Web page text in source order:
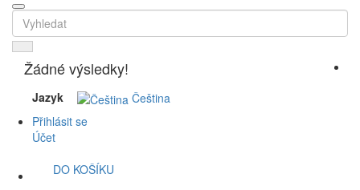
Žádné výsledky!
Jazyk
Čeština
Přihlásit se
Účet
DO KOŠÍKU